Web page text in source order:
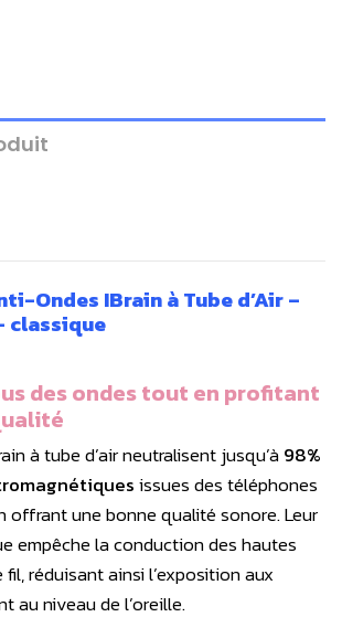
Ondes IBrain à Tube d’Air –
classique
des ondes tout en profitant
à tube d’air neutralisent jusqu’à98%
issues des téléphones
offrant une bonne qualité sonore. Leur
empêche la conduction des hautes
réduisant ainsi l’exposition aux
au niveau de l’oreille.